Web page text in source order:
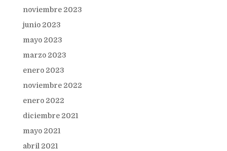
noviembre 2023
junio 2023
mayo 2023
marzo 2023
enero 2023
noviembre 2022
enero 2022
diciembre 2021
mayo 2021
abril 2021